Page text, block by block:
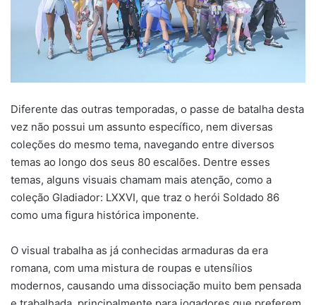
Diferente das outras temporadas, o passe de batalha desta
vez não possui um assunto específico, nem diversas
coleções do mesmo tema, navegando entre diversos
temas ao longo dos seus 80 escalões. Dentre esses
temas, alguns visuais chamam mais atenção, como a
coleção Gladiador: LXXVI, que traz o herói Soldado 86
como uma figura histórica imponente.
O visual trabalha as já conhecidas armaduras da era
romana, com uma mistura de roupas e utensílios
modernos, causando uma dissociação muito bem pensada